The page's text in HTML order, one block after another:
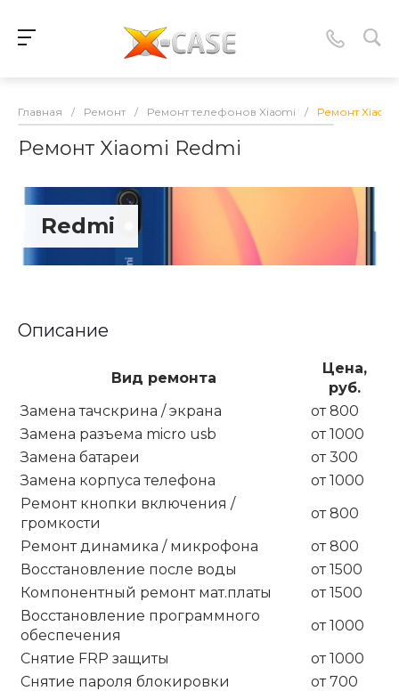
Главная / Ремонт / Ремонт телефонов Xiaomi / Ремонт
Ремонт Xiaomi Redmi
Redmi
Описание
Вид ремонта
Цена,
руб.
Замена тачскрина / экрана
от 800
Замена разъема micro usb
от 1000
Замена батареи
от 300
Замена корпуса телефона
от 1000
Ремонт кнопки включения /
громкости
от 800
Ремонт динамика / микрофона
от 800
Восстановление после воды
от 1500
Компонентный ремонт мат.платы
от 1500
Восстановление программного
обеспечения
от 1000
Снятие FRP защиты
от 1000
Снятие пароля блокировки
от 700